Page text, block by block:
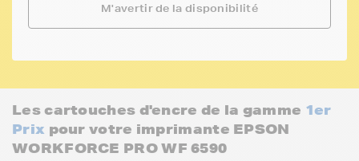
M'avertir de la disponibilité
Les cartouches d'encre de la gamme 1er
Prix pour votre imprimante EPSON
WORKFORCE PRO WF 6590